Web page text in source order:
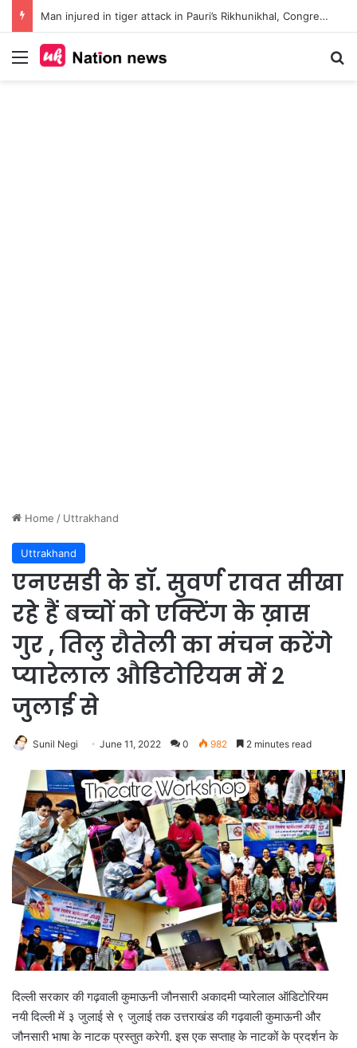
Man injured in tiger attack in Pauri’s Rikhunikhal, Congress demands urgent steps to curb rising man-animal conflict
Menu
Home / Uttrakhand
Uttrakhand
एनएसडी के डॉ. सुवर्ण रावत सीखा
रहे हैं बच्चों को एक्टिंग के ख़ास
गुर , तिलु रौतेली का मंचन करेंगे
प्यारेलाल औडिटोरियम में २
जुलाई से
Sunil Negi June 11, 2022 0 982 2 minutes read
दिल्ली सरकार की गढ़वाली कुमाऊनी जौनसारी अकादमी प्यारेलाल ऑडिटोरियम
नयी दिल्ली में ३ जुलाई से ९ जुलाई तक उत्तराखंड की गढ़वाली कुमाऊनी और
जौनसारी भाषा के नाटक प्रस्तुत करेगी. इस एक सप्ताह के नाटकों के प्रदर्शन के